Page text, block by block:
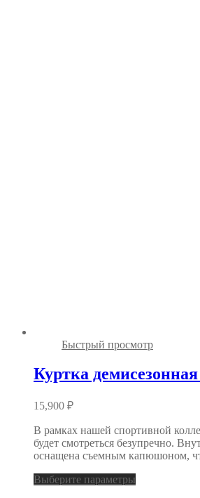
Быстрый просмотр
Куртка
15,900 ₽
В рамках нашей спортивной
будет смотреться безупречно.
оснащена съемным капюшоном,
Выберите параметры